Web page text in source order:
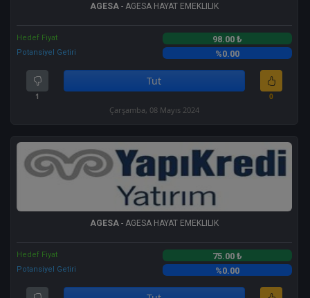
AGESA - AGESA HAYAT EMEKLILIK
Hedef Fiyat 98.00 ₺
Potansiyel Getiri %0.00
1
Tut
0
Çarşamba, 08 Mayıs 2024
AGESA - AGESA HAYAT EMEKLILIK
Hedef Fiyat 75.00 ₺
Potansiyel Getiri %0.00